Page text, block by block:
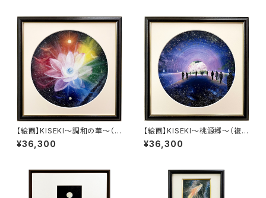
【絵画】KISEKI～調和の華～（複
製画）
¥36,300
【絵画】KISEKI～桃源郷～（複製
画）
¥36,300